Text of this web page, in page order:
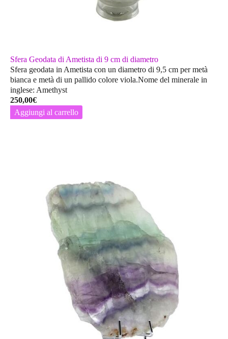
Sfera Geodata di Ametista di 9 cm di diametro
Sfera geodata in Ametista con un diametro di 9,5 cm per metà
bianca e metà di un pallido colore viola.Nome del minerale in
inglese: Amethyst
250,00€
Aggiungi al carrello